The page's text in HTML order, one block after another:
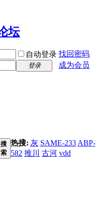
自动登录 找回密码
登录
成为会员
搜
索
热搜: 灰 SAME-233 ABP-
582 推川 古河 vdd